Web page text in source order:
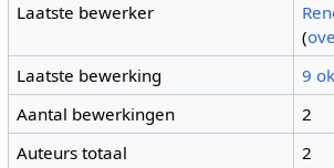
Laatste bewerker
(
Laatste bewerking
9
Aantal bewerkingen
2
Auteurs totaal
2